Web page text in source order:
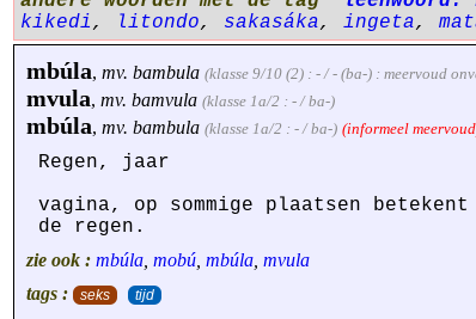
kikedi, litondo, sakasáka, ingeta,
mbúla, mv. bambula (klasse 9/10 (2) : - / - (ba-) : meervoud
mvula, mv. bamvula (klasse 1a/2 : - / ba-)
mbúla, mv. bambula (klasse 1a/2 : - / ba-) (informeel
Regen, jaar
vagina, op sommige plaatsen betekent
de regen.
zie ook : mbúla mobú mbúla mvula
tags :
seks tijd